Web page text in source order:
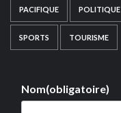
PACIFIQUE POLITIQUE
SPORTS TOURISME
Nom(obligatoire)